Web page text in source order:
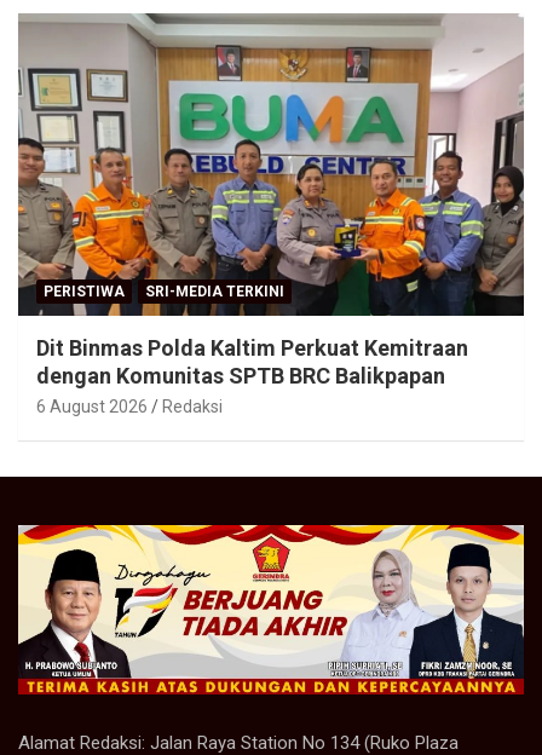
PERISTIWA SRI-MEDIA TERKINI
Dit Binmas Polda Kaltim Perkuat Kemitraan
dengan Komunitas SPTB BRC Balikpapan
6 August 2026 Redaksi
Alamat Redaksi: Jalan Raya Station No 134 (Ruko Plaza